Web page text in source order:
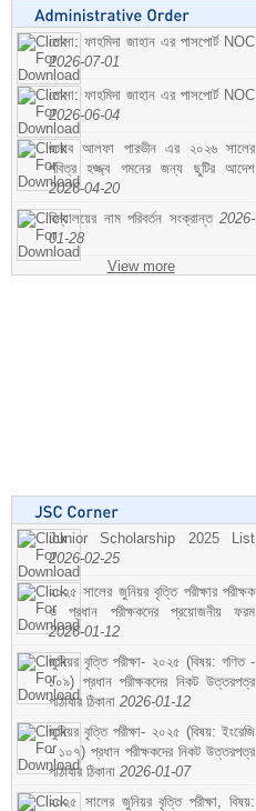
মোসা: ফাহমিদা জাহান এর পাসপোর্ট NOC
2026-07-01
মোসা: ফাহমিদা জাহান এর পাসপোর্ট NOC
2026-06-04
জনাব আলফা পারভীন এর ২০২৬ সালের
পবিত্র হজ্জ্ব গমনের জন্য ছুটির আদেশ
2026-04-20
বিদ্যালয়ের নাম পরিবর্তন সংক্রান্ত 2026-
01-28
View more
Junior Scholarship 2025 List
2026-02-25
২০২৫ সালের জুনিয়র বৃত্তি পরীক্ষার পরীক্ষক
ও প্রধান পরীক্ষকদের প্রয়োজনীয় ফরম
2026-01-12
জুনিয়র বৃত্তি পরীক্ষা- ২০২৫ (বিষয়: গণিত -
১০৯) প্রধান পরীক্ষকদের নিকট উত্তরপত্র
পাঠাবার ঠিকানা 2026-01-12
জুনিয়র বৃত্তি পরীক্ষা- ২০২৫ (বিষয়: ইংরেজি
- ১০৭) প্রধান পরীক্ষকদের নিকট উত্তরপত্র
পাঠাবার ঠিকানা 2026-01-07
২০২৫ সালের জুনিয়র বৃত্তি পরীক্ষা, বিষয়: